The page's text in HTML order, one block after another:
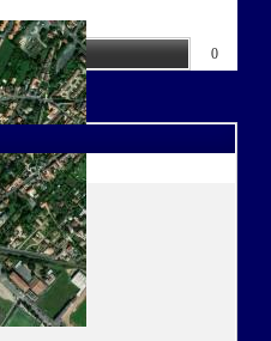
CSC
0